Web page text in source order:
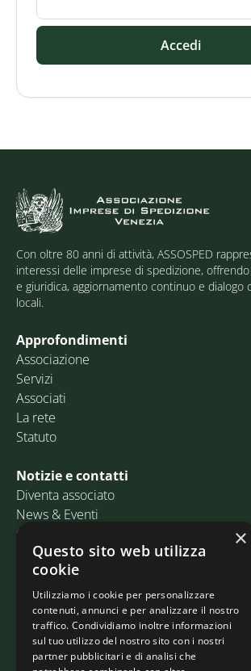
Accedi
Con oltre 80 anni di attività, ASSOSPED
interessi delle imprese di spedizione,
e giuridica, aggiornamento continuo e dialogo
locali.
Approfondimenti
Associazione
Servizi
Associati
La rete
Statuto
Notizie e contatti
Diventa associato
News & Eventi
Contatti
Email:info@assosped.it
PEC: assospedvenezia@pec.fedespedi.it
Indirizzo: Via delle Industrie, 19/C
30175 Marghera (VE)
×
Questo sito web utilizza
cookie
Utilizziamo i cookie per personalizzare
contenuti, annunci e per analizzare il nostro
traffico. Condividiamo inoltre informazioni
sul tuo utilizzo del nostro sito con i nostri
partner pubblicitari e di analisi che